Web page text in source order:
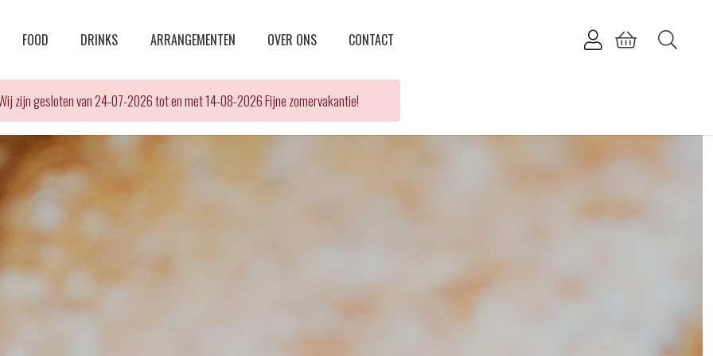
FOOD DRINKS ARRANGEMENTEN OVER ONS CONTACT
zijn gesloten van 24-07-2026 tot en met 14-08-2026 Fijne zomervakantie!